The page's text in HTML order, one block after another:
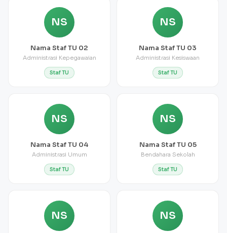
NS
Nama Staf TU 02
Administrasi Kepegawaian
Staf TU
NS
Nama Staf TU 03
Administrasi Kesiswaan
Staf TU
NS
Nama Staf TU 04
Administrasi Umum
Staf TU
NS
Nama Staf TU 05
Bendahara Sekolah
Staf TU
NS NS